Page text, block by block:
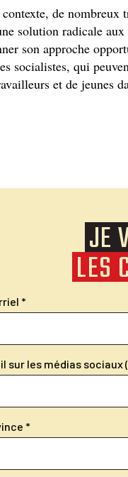
de nombreux
solution radicale
son approche
socialistes, qui
et de jeunes
JE
LES
sur les médias sociaux